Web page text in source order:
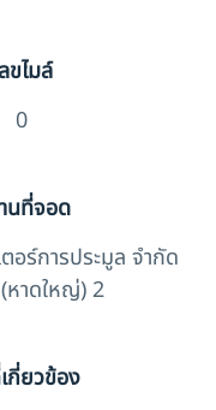
ขไมล์
0
นที่จอด
อร์การประมูล จำกัด
หาดใหญ่) 2
กี่ยวข้อง